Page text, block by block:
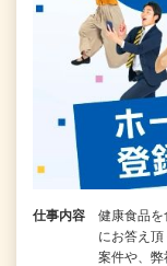
仕事内容
健康食品を
にお答え
案件や、